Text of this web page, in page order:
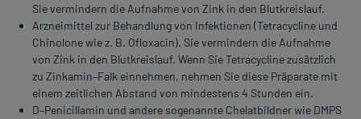
Sie vermindern die Aufnahme von Zink in den Blutkreislauf.
Arzneimittel zur Behandlung von Infektionen (Tetracycline und
Chinolone wie z. B. Ofloxacin). Sie vermindern die Aufnahme
von Zink in den Blutkreislauf. Wenn Sie Tetracycline zusätzlich
zu Zinkamin–Falk einnehmen, nehmen Sie diese Präparate mit
einem zeitlichen Abstand von mindestens 4 Stunden ein.
D–Penicillamin und andere sogenannte Chelatbildner wie DMPS